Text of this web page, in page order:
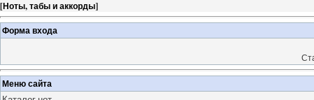
[Ноты, табы и аккорды]
Форма входа
Меню сайта